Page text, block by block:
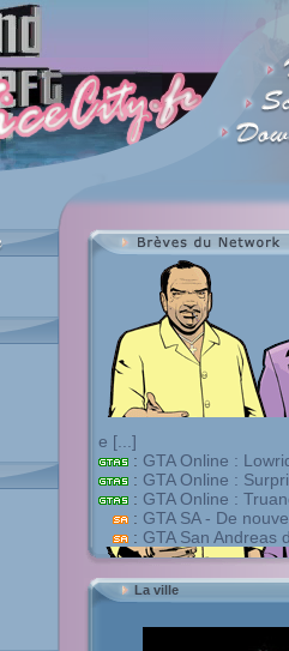
e [...]
: GTA Online :
: GTA Online :
: GTA Online :
: GTA SA - De
: GTA San Andreas
La ville